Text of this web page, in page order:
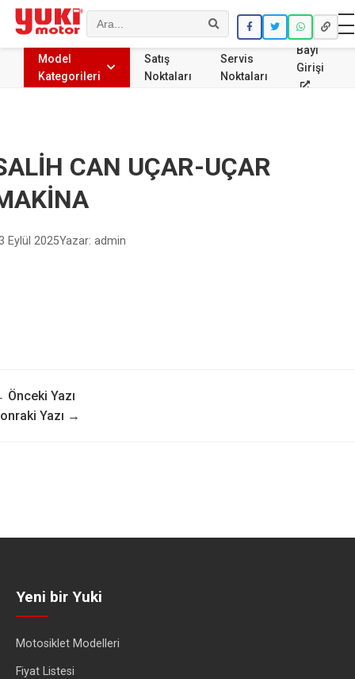
Ara
Model
Kategorileri
Satış
Noktaları
Servis
Noktaları
Bayi
Girişi
CAN UÇAR-UÇAR
Eylül 2025Yazar: admin
Önceki Yazı
Yazı →
Yeni bir Yuki
Motosiklet Modelleri
Fiyat Listesi